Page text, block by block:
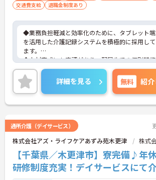
交通費支給
退職金制度あり
◆業務負担軽減と効率化のために、タブレット
を活用した介護記録システムを積極的に採用し
ます。
◆人材育成にも定評があり、配属先での個別研
加え、本部主導の集合研修やeラーニングシステ
ど、未経験からでも着実にスキルアップできる教
体制が整っています
◆育児・介護支援制度も充実しており、育児休
得推進や、学習・健康・食事などに使える独自
手厚い福利厚生制度を用意しています。
詳細を見る 無料 紹介
通所介護（デイサービス）
株式会社アズ・ライフケアあずみ苑木更津 株式
【千葉県／木更津市】寮完備♪年
研修制度充実！デイサービスにて